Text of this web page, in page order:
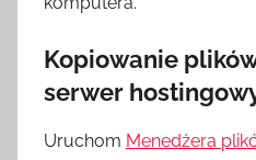
Kopiowanie
serwer
Uruchom Menedżera